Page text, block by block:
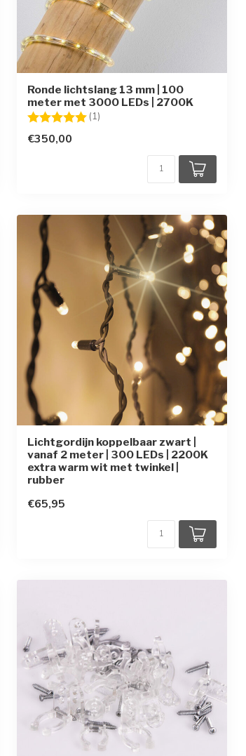
Ronde lichtslang 13 mm | 100
meter met 3000 LEDs | 2700K
Beoordeling: (1)
€350,00
Lichtgordijn koppelbaar zwart |
vanaf 2 meter | 300 LEDs | 2200K
extra warm wit met twinkel |
rubber
€65,95